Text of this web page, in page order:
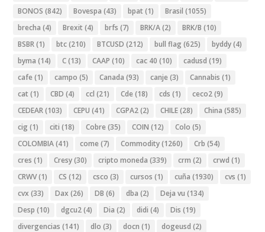
BONOS (842) Bovespa (43) bpat (1) Brasil (1055)
brecha (4) Brexit (4) brfs (7) BRK/A(2) BRK/B (10)
BSBR(1) btc(210) BTCUSD (212) bull flag (625) byddy(4)
byma (14) C(13) CAAP (10) cac 40 (10) cadusd (19)
cafe (1) campo (5) Canada (93) canje (3) Cannabis (1)
cat (1) CBD (4) ccl (21) Cde (18) cds (1) ceco2(9)
CEDEAR(103) CEPU (41) CGPA2(2) CHILE(28) China (585)
cig (1) citi (18) Cobre (35) COIN (12) Colo (5)
COLOMBIA(41) come (7) Commodity(1260) Crb (54)
cres (1) Cresy(30) cripto moneda (339) crm (2) crwd (1)
CRWV(1) CS (12) csco (3) cursos (1) cuña (1930) cvs (1)
cvx (33) Dax (26) DB (6) dba (2) Deja vu (134)
Desp (10) dgcu2(4) Dia (2) didi (4) Dis (19)
divergencias (141) dlo (3) docn (1) dogeusd (2)